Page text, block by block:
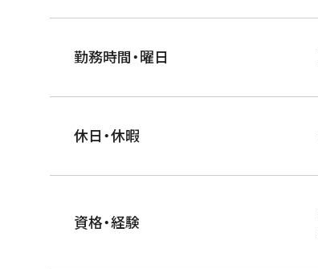
勤務時間・曜日
休日・休暇
資格・経験